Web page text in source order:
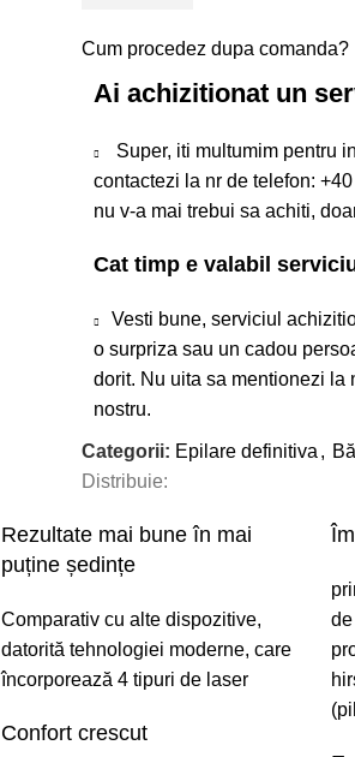
Cum procedez dupa comanda?
Ai achizitionat un
Super, iti multumim pentru
contactezi la nr de telefon:
nu v-a mai trebui sa achiti,
Cat timp e valabil
Vesti bune, serviciul
o surpriza sau un cadou
dorit. Nu uita sa mentionezi la
nostru.
Categorii: Epilare definitiva ,
Distribuie:
Rezultate mai bune în mai
puține ședințe
Comparativ cu alte dispozitive,
datorită tehnologiei moderne, care
încorporează 4 tipuri de laser
Confort crescut